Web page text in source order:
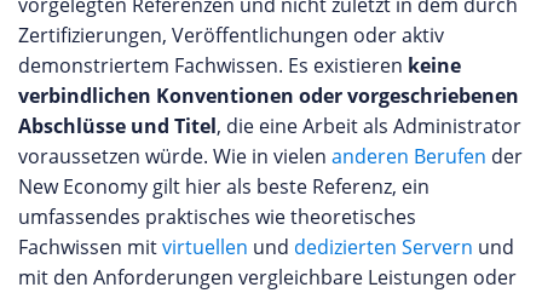
Zertifizierungen, Veröffentlichungen oder aktiv
demonstriertem Fachwissen. Es existieren keine
verbindlichen Konventionen oder vorgeschriebenen
Abschlüsse und Titel, die eine Arbeit als Administrator
voraussetzen würde. Wie in vielen anderen Berufen der
New Economy gilt hier als beste Referenz, ein
umfassendes praktisches wie theoretisches
Fachwissen mitvirtuellen und dedizierten Servern und
mit den Anforderungen vergleichbare Leistungen oder